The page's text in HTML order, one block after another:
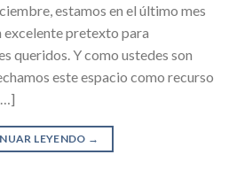
estamos en el último mes
excelente pretexto para
queridos. Y como ustedes son
este espacio como recurso
LEYENDO →